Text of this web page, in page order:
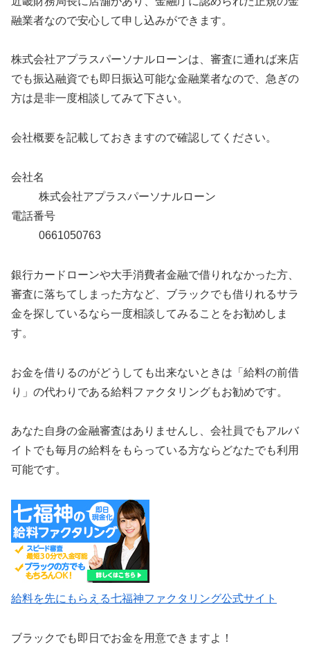
融業者なので安心して申し込みができます。
株式会社アプラスパーソナルローンは、審査に通れば来店
でも振込融資でも即日振込可能な金融業者なので、急ぎの
方は是非一度相談してみて下さい。
会社概要を記載しておきますので確認してください。
会社名
株式会社アプラスパーソナルローン
電話番号
0661050763
銀行カードローンや大手消費者金融で借りれなかった方、
審査に落ちてしまった方など、ブラックでも借りれるサラ
金を探しているなら一度相談してみることをお勧めしま
す。
お金を借りるのがどうしても出来ないときは「給料の前借
り」の代わりである給料ファクタリングもお勧めです。
あなた自身の金融審査はありませんし、会社員でもアルバ
イトでも毎月の給料をもらっている方ならどなたでも利用
可能です。
給料を先にもらえる七福神ファクタリング公式サイト
ブラックでも即日でお金を用意できますよ！